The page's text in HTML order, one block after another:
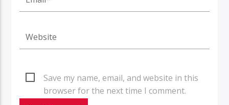
Save my name, email, and website in this
browser for the next time I comment.